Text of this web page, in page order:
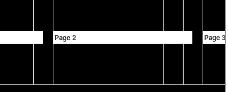
Page 2 Page 3